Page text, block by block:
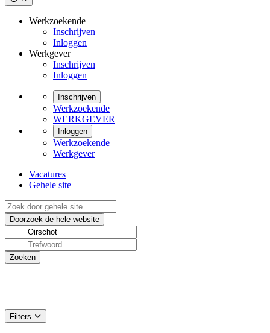
Werkzoekende
Inschrijven
Inloggen
Werkgever
Inschrijven
Inloggen
Inschrijven
Werkzoekende
WERKGEVER
Inloggen
Werkzoekende
Werkgever
Vacatures
Gehele site
Filters